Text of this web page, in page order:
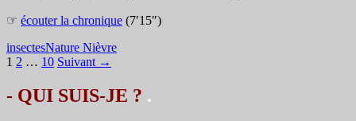
☞ écouter la chronique (7′15″)
insectesNature Nièvre
Navigation
articles
1 2 … 10 Suivant →
- QUI SUIS-JE ? .